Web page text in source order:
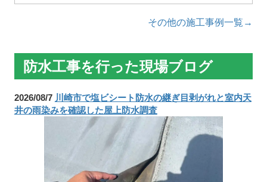
その他の施工事例一覧→
防水工事を行った現場ブログ
2026/08/7 川崎市で塩ビシート防水の継ぎ目剥がれと室内天
井の雨染みを確認した屋上防水調査